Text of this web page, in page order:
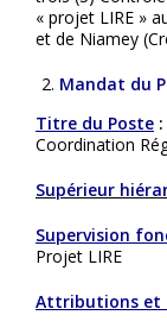
« projet LIRE »
et de Niamey
Mandat du
Titre du Poste :
Coordination
Supérieur
Supervision
Projet LIRE
Attributions et